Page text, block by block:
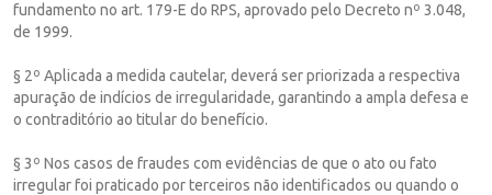
fundamento no art. 179-E do RPS, aprovado pelo Decreto nº 3.048,
de 1999.
§ 2º Aplicada a medida cautelar, deverá ser priorizada a respectiva
apuração de indícios de irregularidade, garantindo a ampla defesa e
o contraditório ao titular do benefício.
§ 3º Nos casos de fraudes com evidências de que o ato ou fato
irregular foi praticado por terceiros não identificados ou quando o